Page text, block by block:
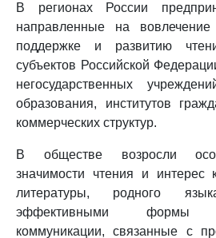
В регионах России
направленные на
поддержке и развитию
субъектов Российской
негосударственных
образования, институтов
коммерческих структур.
В обществе возросли
значимости чтения и интерес
литературы, родного
эффективными формы
коммуникации, связанные с